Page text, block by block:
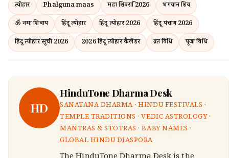
त्योहार Phalguna maas महा शिवरात्रि 2026
भगवान शिव
ॐ नमः शिवाय
हिंदू त्योहार हिंदू त्योहार 2026
हिंदू पंचांग 2026
हिंदू त्योहार सूची 2026
2026 हिंदू त्योहार कैलेंडर व्रत विधि पूजा विधि
HD
HinduTone Dharma Desk
SANATANA DHARMA · HINDU FESTIVALS ·
TEMPLE TRADITIONS · VEDIC ASTROLOGY ·
MANTRAS & STOTRAS · BABY NAMES ·
GLOBAL HINDU DIASPORA